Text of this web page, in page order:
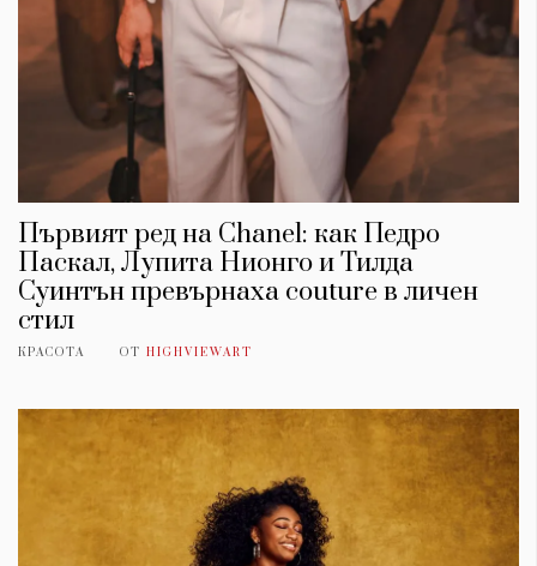
Първият ред на Chanel: как Педро
Паскал, Лупита Нионго и Тилда
Суинтън превърнаха couture в личен
стил
КРАСОТА ОТ HIGHVIEWART